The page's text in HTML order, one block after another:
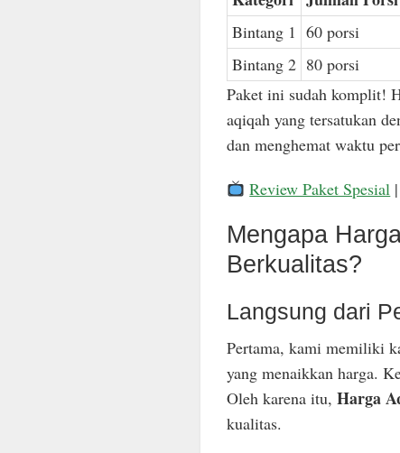
Bintang 1 60 porsi
Bintang 2 80 porsi
Paket ini sudah komplit!
aqiqah yang tersatukan
dan menghemat waktu
Review Paket Spesial
Mengapa
Berkualitas?
Langsung dari
Pertama, kami memiliki
yang menaikkan harga.
Oleh karena itu, Harga
kualitas.